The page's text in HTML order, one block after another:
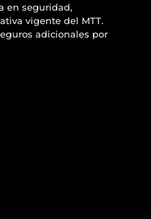
en seguridad,
vigente del MTT.
adicionales por